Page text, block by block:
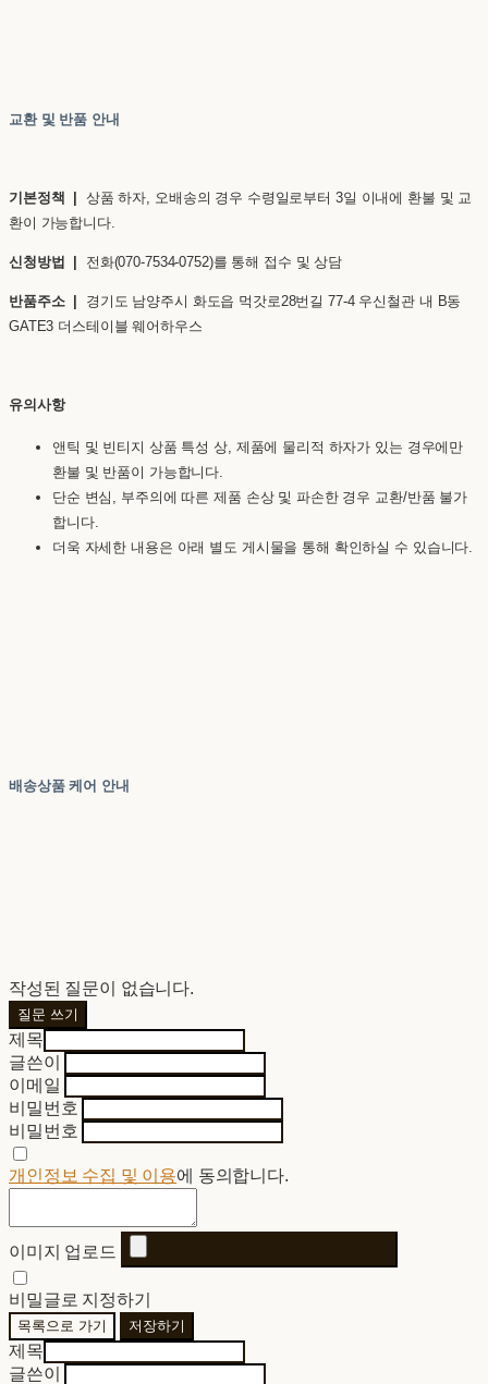
교환 및 반품 안내
기본정책 | 상품 하자, 오배송의 경우 수령일로부터 3일 이내에 환불 및 교
환이 가능합니다.
신청방법 | 전화(070-7534-0752)를 통해 접수 및 상담
반품주소 | 경기도 남양주시 화도읍 먹갓로28번길 77-4 우신철관 내 B동
GATE3 더스테이블 웨어하우스
유의사항
앤틱 및 빈티지 상품 특성 상, 제품에 물리적 하자가 있는 경우에만
환불 및 반품이 가능합니다.
단순 변심, 부주의에 따른 제품 손상 및 파손한 경우 교환/반품 불가
합니다.
더욱 자세한 내용은 아래 별도 게시물을 통해 확인하실 수 있습니다.
배송상품 케어 안내
작성된 질문이 없습니다.
질문 쓰기
제목
글쓴이
이메일
비밀번호
비밀번호
개인정보 수집 및 이용에 동의합니다.
이미지 업로드
비밀글로 지정하기
목록으로 가기 저장하기
제목
글쓴이